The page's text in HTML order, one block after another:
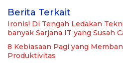
Berita Terkait
Ironis! Di Tengah Ledakan
banyak Sarjana IT yang Susah
8 Kebiasaan Pagi yang
Produktivitas